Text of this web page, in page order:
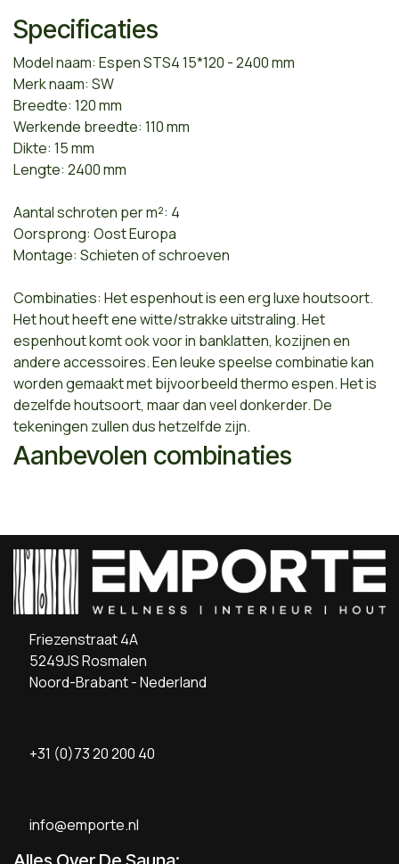
Specificaties
Model naam: Espen STS4 15*120 - 2400 mm
Merk naam: SW
Breedte: 120 mm
Werkende breedte: 110 mm
Dikte: 15 mm
Lengte: 2400 mm
Aantal schroten per m²: 4
Oorsprong: Oost Europa
Montage: Schieten of schroeven
Combinaties: Het espenhout is een erg luxe houtsoort.
Het hout heeft ene witte/strakke uitstraling. Het
espenhout komt ook voor in banklatten, kozijnen en
andere accessoires. Een leuke speelse combinatie kan
worden gemaakt met bijvoorbeeld thermo espen. Het is
dezelfde houtsoort, maar dan veel donkerder. De
tekeningen zullen dus hetzelfde zijn.
Aanbevolen combinaties
Friezenstraat 4A
5249JS Rosmalen
Noord-Brabant - Nederland
+31 (0)73 20 200 40
info@emporte.nl